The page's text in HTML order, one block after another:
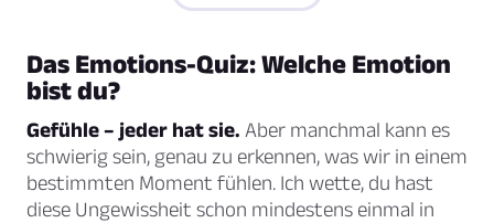
Das Emotions-Quiz: Welche Emotion
bist du?
Gefühle – jeder hat sie. Aber manchmal kann es
schwierig sein, genau zu erkennen, was wir in einem
bestimmten Moment fühlen. Ich wette, du hast
diese Ungewissheit schon mindestens einmal in